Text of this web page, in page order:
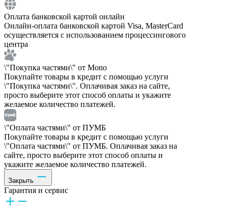
Оплата банковской картой онлайн
Онлайн-оплата банковской картой Visa, MasterCard
осуществляется с использованием процессингового
центра
\"Покупка частями\" от Mono
Покупайте товары в кредит с помощью услуги
\"Покупка частями\". Оплачивая заказ на сайте,
просто выберите этот способ оплаты и укажите
желаемое количество платежей.
\"Оплата частями\" от ПУМБ
Покупайте товары в кредит с помощью услуги
\"Оплата частями\" от ПУМБ. Оплачивая заказ на
сайте, просто выберите этот способ оплаты и
укажите желаемое количество платежей.
Закрыть
Гарантия и сервис